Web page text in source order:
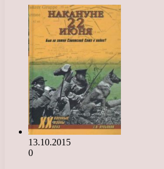
13.10.2015
0